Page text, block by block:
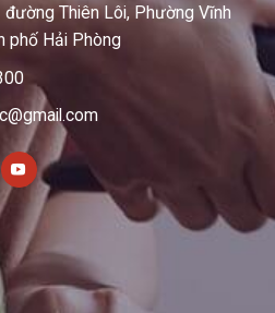
Thiên Lôi, Phường Vĩnh
phố Hải Phòng